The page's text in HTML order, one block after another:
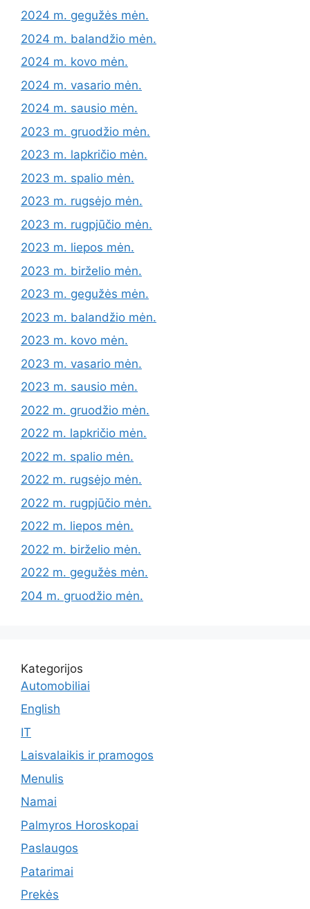
2024 m. gegužės mėn.
2024 m. balandžio mėn.
2024 m. kovo mėn.
2024 m. vasario mėn.
2024 m. sausio mėn.
2023 m. gruodžio mėn.
2023 m. lapkričio mėn.
2023 m. spalio mėn.
2023 m. rugsėjo mėn.
2023 m. rugpjūčio mėn.
2023 m. liepos mėn.
2023 m. birželio mėn.
2023 m. gegužės mėn.
2023 m. balandžio mėn.
2023 m. kovo mėn.
2023 m. vasario mėn.
2023 m. sausio mėn.
2022 m. gruodžio mėn.
2022 m. lapkričio mėn.
2022 m. spalio mėn.
2022 m. rugsėjo mėn.
2022 m. rugpjūčio mėn.
2022 m. liepos mėn.
2022 m. birželio mėn.
2022 m. gegužės mėn.
204 m. gruodžio mėn.
Kategorijos
Automobiliai
English
IT
Laisvalaikis ir pramogos
Menulis
Namai
Palmyros Horoskopai
Paslaugos
Patarimai
Prekės